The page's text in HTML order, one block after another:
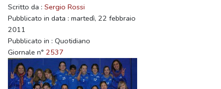
Scritto da : Sergio Rossi
Pubblicato in data : martedì, 22 febbraio
2011
Pubblicato in : Quotidiano
Giornale n° 2537